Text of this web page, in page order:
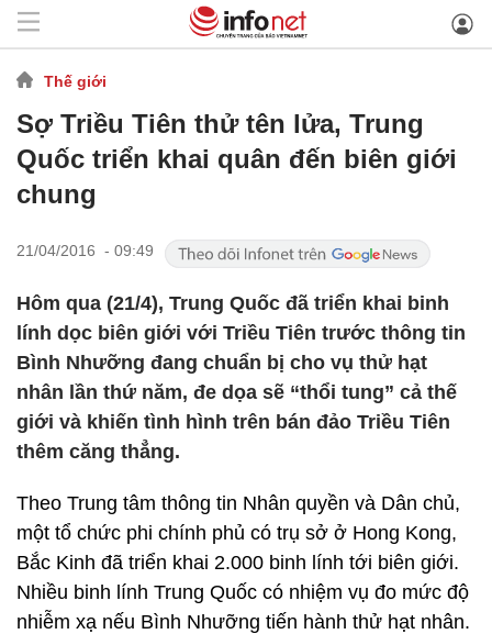
Thế giới
Sợ Triều Tiên thử tên lửa, Trung
Quốc triển khai quân đến biên giới
chung
21/04/2016 - 09:49
Hôm qua (21/4), Trung Quốc đã triển khai binh
lính dọc biên giới với Triều Tiên trước thông tin
Bình Nhưỡng đang chuẩn bị cho vụ thử hạt
nhân lần thứ năm, đe dọa sẽ “thổi tung” cả thế
giới và khiến tình hình trên bán đảo Triều Tiên
thêm căng thẳng.
Theo Trung tâm thông tin Nhân quyền và Dân chủ,
một tổ chức phi chính phủ có trụ sở ở Hong Kong,
Bắc Kinh đã triển khai 2.000 binh lính tới biên giới.
Nhiều binh lính Trung Quốc có nhiệm vụ đo mức độ
nhiễm xạ nếu Bình Nhưỡng tiến hành thử hạt nhân.